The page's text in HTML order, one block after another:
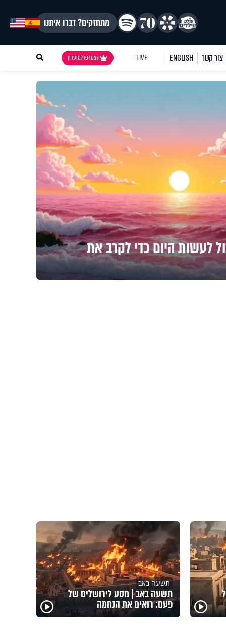
מתחזקים? דברו איתנו
צור קשר ENGLISH
LIVE הצטרפו למועדון
לעשות היום כדי לקרב את
תשעה באב
תשעה באב | מסע לירושלים של
פעם: רואים את הנחמה